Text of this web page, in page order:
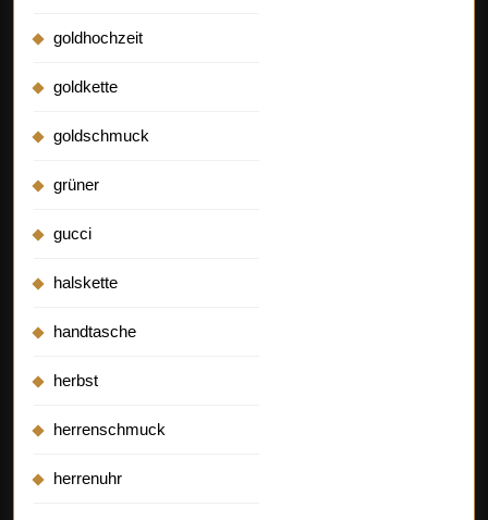
goldhochzeit
goldkette
goldschmuck
grüner
gucci
halskette
handtasche
herbst
herrenschmuck
herrenuhr